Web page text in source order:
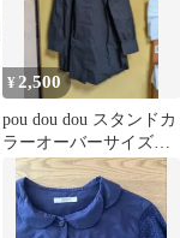
¥ 2,500
pou dou dou スタンドカ
ラーオーバーサイズブ
ラウス